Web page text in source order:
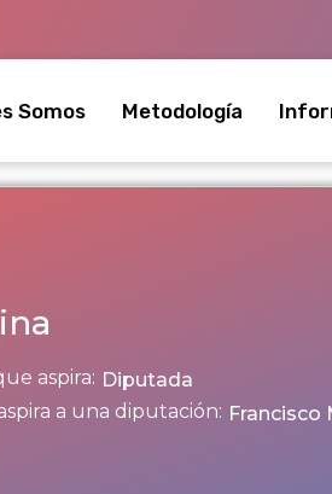
Somos Metodología
aspira: Diputada
a una diputación: Francisco